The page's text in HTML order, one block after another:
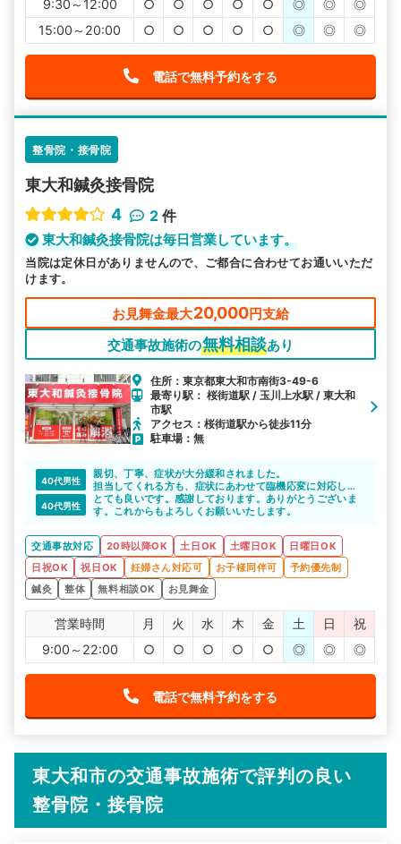
9:30～12:00
○ ○ ○ ○ ○ ◎ ◎
◎
15:00～20:00
○ ○ ○ ○ ○ ◎ ◎ ◎
電話で無料予約をする
整骨院・接骨院
東大和鍼灸接骨院
4
2 件
東大和鍼灸接骨院は毎日営業しています。
当院は定休日がありませんので、ご都合に合わせてお通いいただ
けます。
お見舞金最大20,000円支給
交通事故施術の無料相談あり
住所：東京都東大和市南街3-49-6
最寄り駅： 桜街道駅 / 玉川上水駅 / 東大和
市駅
アクセス：桜街道駅から徒歩11分
駐車場：無
40代男性
親切、丁寧、症状が大分緩和されました。
担当してくれる方も、症状にあわせて臨機応変に対応して
くれました
40代男性
とても良いです。感謝しております。ありがとうございま
す。これからもよろしくお願いいたします。
交通事故対応 20時以降OK 土日OK 土曜日OK
日曜日OK
日祝OK
祝日OK 妊婦さん対応可 お子様同伴可
予約優先制
鍼灸
整体 無料相談OK お見舞金
営業時間 月 火 水 木 金 土 日
祝
9:00～22:00
○ ○ ○ ○ ○ ◎ ◎ ◎
電話で無料予約をする
東大和市の交通事故施術で評判の良い
整骨院・接骨院